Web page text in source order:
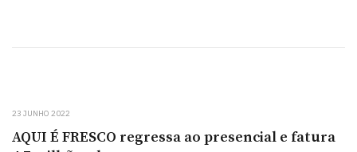
23 JUNHO 2022
AQUI É FRESCO regressa ao presencial e fatura